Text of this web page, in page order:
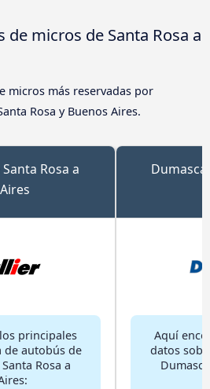
de micros de Santa Rosa a
micros más reservadas por
Rosa y Buenos Aires.
Rosa a
principales
de autobús de
Rosa a
Aquí
datos